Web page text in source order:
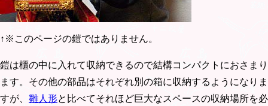
↑※このページの鎧ではありません。
鎧は櫃の中に入れて収納できるので結構コンパクトにおさまり
ます。その他の部品はそれぞれ別の箱に収納するようになりま
すが、 雛人形と比べてそれほど巨大なスペースの収納場所を必